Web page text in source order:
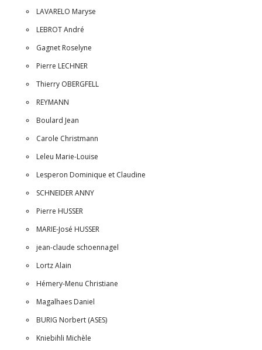
LAVARELO Maryse
LEBROT André
Gagnet Roselyne
Pierre LECHNER
Thierry OBERGFELL
REYMANN
Boulard Jean
Carole Christmann
Leleu Marie-Louise
Lesperon Dominique et Claudine
SCHNEIDER ANNY
Pierre HUSSER
MARIE-José HUSSER
jean-claude schoennagel
Lortz Alain
Hémery-Menu Christiane
Magalhaes Daniel
BURIG Norbert (ASES)
Kniebihli Michèle